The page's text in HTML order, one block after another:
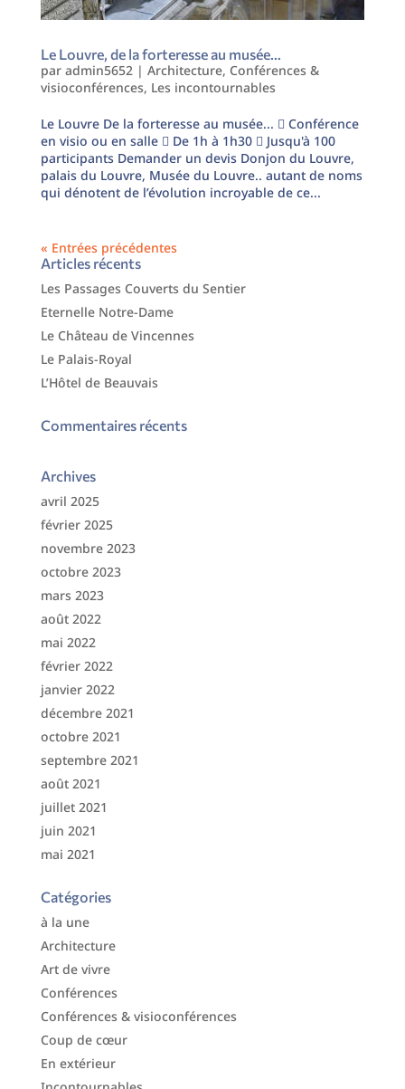
Le Louvre, de la forteresse au musée…
par admin5652| Architecture, Conférences &
visioconférences, Les incontournables
Le Louvre De la forteresse au musée...  Conférence
en visio ou en salle  De 1h à 1h30  Jusqu'à 100
participants Demander un devis Donjon du Louvre,
palais du Louvre, Musée du Louvre.. autant de noms
qui dénotent de l’évolution incroyable de ce...
« Entrées précédentes
Articles récents
Les Passages Couverts du Sentier
Eternelle Notre-Dame
Le Château de Vincennes
Le Palais-Royal
L’Hôtel de Beauvais
Commentaires récents
Archives
avril 2025
février 2025
novembre 2023
octobre 2023
mars 2023
août 2022
mai 2022
février 2022
janvier 2022
décembre 2021
octobre 2021
septembre 2021
août 2021
juillet 2021
juin 2021
mai 2021
Catégories
à la une
Architecture
Art de vivre
Conférences
Conférences & visioconférences
Coup de cœur
En extérieur